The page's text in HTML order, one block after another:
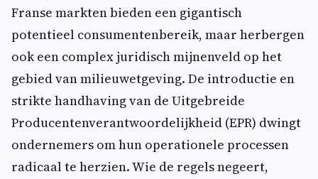
Franse markten bieden een gigantisch
potentieel consumentenbereik, maar herbergen
ook een complex juridisch mijnenveld op het
gebied van milieuwetgeving. De introductie en
strikte handhaving van de Uitgebreide
Producentenverantwoordelijkheid (EPR) dwingt
ondernemers om hun operationele processen
radicaal te herzien. Wie de regels negeert,